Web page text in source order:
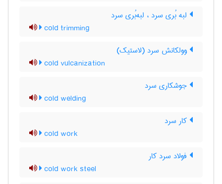
لبه بُری سرد ، لبه‌بُری سرد
cold trimming
وولکانش سرد (لاستیک)
cold vulcanization
جوشکاری سرد
cold welding
کار سرد
cold work
فولاد سرد کار
cold work steel